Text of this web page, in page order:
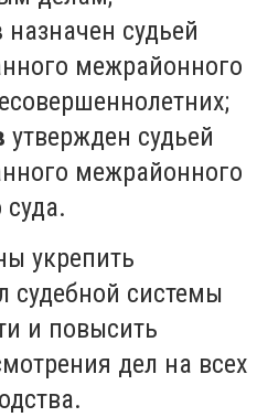
назначен судьей
межрайонного
утвержден судьей
межрайонного
укрепить
судебной системы
и повысить
дел на всех